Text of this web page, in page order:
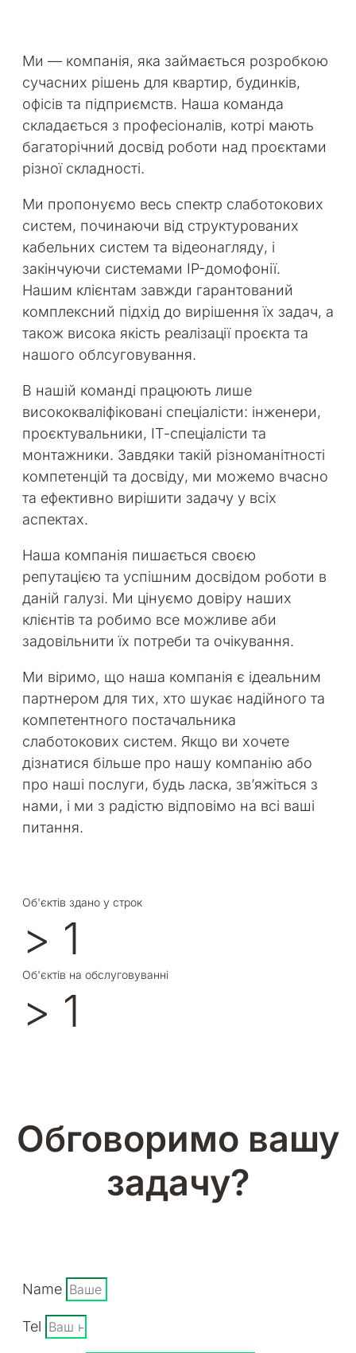
Ми — компанія, яка займається розробкою
сучасних рішень для квартир, будинків,
офісів та підприємств. Наша команда
складається з професіоналів, котрі мають
багаторічний досвід роботи над проєктами
різної складності.
Ми пропонуємо весь спектр слаботокових
систем, починаючи від структурованих
кабельних систем та відеонагляду, і
закінчуючи системами IP-домофонії.
Нашим клієнтам завжди гарантований
комплексний підхід до вирішення їх задач, а
також висока якість реалізації проєкта та
нашого облсуговування.
В нашій команді працюють лише
висококваліфіковані спеціалісти: інженери,
проєктувальники, ІТ-спеціалісти та
монтажники. Завдяки такій різноманітності
компетенцій та досвіду, ми можемо вчасно
та ефективно вирішити задачу у всіх
аспектах.
Наша компанія пишається своєю
репутацією та успішним досвідом роботи в
даній галузі. Ми цінуємо довіру наших
клієнтів та робимо все можливе аби
задовільнити їх потреби та очікування.
Ми віримо, що наша компанія є ідеальним
партнером для тих, хто шукає надійного та
компетентного постачальника
слаботокових систем. Якщо ви хочете
дізнатися більше про нашу компанію або
про наші послуги, будь ласка, зв’яжіться з
нами, і ми з радістю відповімо на всі ваші
питання.
Об'єктів здано у строк
> 1
Об'єктів на обслуговуванні
> 1
Обговоримо вашу
задачу?
Name
Tel